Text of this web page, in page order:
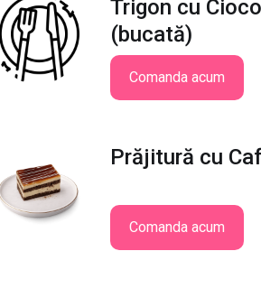
Trigon cu
(bucată)
Comanda acum
Prăjitură cu
Comanda acum